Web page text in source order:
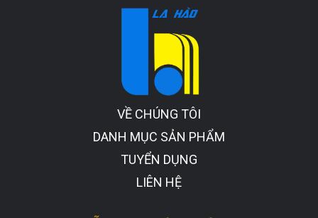
VỀ CHÚNG TÔI
DANH MỤC SẢN PHẨM
TUYỂN DỤNG
LIÊN HỆ